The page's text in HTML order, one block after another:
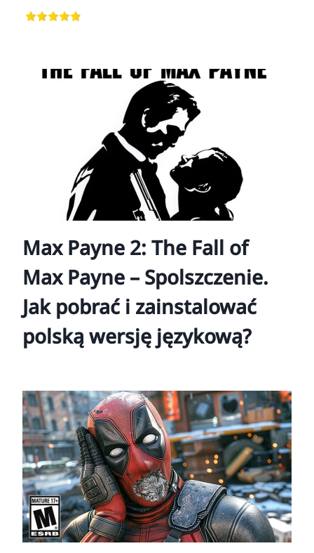
Max Payne 2: The Fall of
Max Payne – Spolszczenie.
Jak pobrać i zainstalować
polską wersję językową?